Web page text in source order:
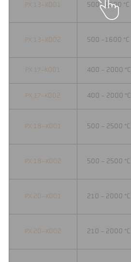
PX 13-K001 500 -1600 °C
PX 13-K002 500 -1600 °C
PX 17-K001 400 - 2000 °C
PX 17-K002 400 - 2000 °C
PX 18-K001 500 - 2500 °C
PX 18-K002 500 - 2500 °C
PX 20-K001 210 - 2000 °C
PX 20-K002 210 - 2000 °C